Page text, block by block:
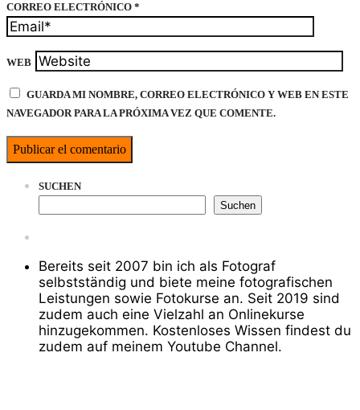
CORREO ELECTRÓNICO *
WEB
GUARDA MI NOMBRE, CORREO ELECTRÓNICO Y WEB EN ESTE
NAVEGADOR PARA LA PRÓXIMA VEZ QUE COMENTE.
SUCHEN
Suchen
Bereits seit 2007 bin ich als Fotograf
selbstständig und biete meine fotografischen
Leistungen sowie Fotokurse an. Seit 2019 sind
zudem auch eine Vielzahl an Onlinekurse
hinzugekommen. Kostenloses Wissen findest du
zudem auf meinem Youtube Channel.